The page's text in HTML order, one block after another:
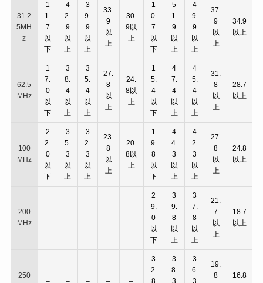
31.2
5MH
z
1
1.
7
以
下
4
2.
9
以
上
3
9.
9
以
上
33.
9
以
上
30.
9以
上
1
0.
7
以
下
5
1.
9
以
上
4
9.
9
以
上
37.
9
以
上
34.9
以上
62.5
MHz
1
7.
0
以
下
3
8.
4
以
上
3
5.
4
以
上
27.
8
以
上
24.
8以
上
1
5.
4
以
下
4
7.
4
以
上
4
5.
4
以
上
31.
8
以
上
28.7
以上
100
MHz
2
2.
0
以
下
3
5.
3
以
上
3
2.
3
以
上
23.
8
以
上
20.
8以
上
1
9.
8
以
下
4
4.
3
以
上
4
2.
3
以
上
27.
8
以
上
24.8
以上
200
MHz
– – – – –
2
9.
0
以
下
3
9.
8
以
上
3
7.
8
以
上
21.
7
以
上
18.7
以上
250
3
2.
3
8.
3
6.
19.
8
16.8